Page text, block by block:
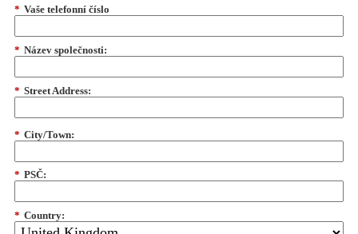
* Vaše telefonní číslo
* Název společnosti:
* Street Address:
* City/Town:
* PSČ:
* Country: